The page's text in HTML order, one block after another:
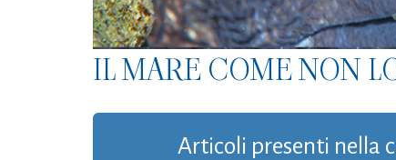
IL MARE COME NON
Articoli presenti nella